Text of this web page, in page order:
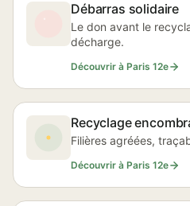
Débarras solidaire
Le don avant le
décharge.
Découvrir à Paris 12e
Recyclage
Filières agréées,
Découvrir à Paris 12e